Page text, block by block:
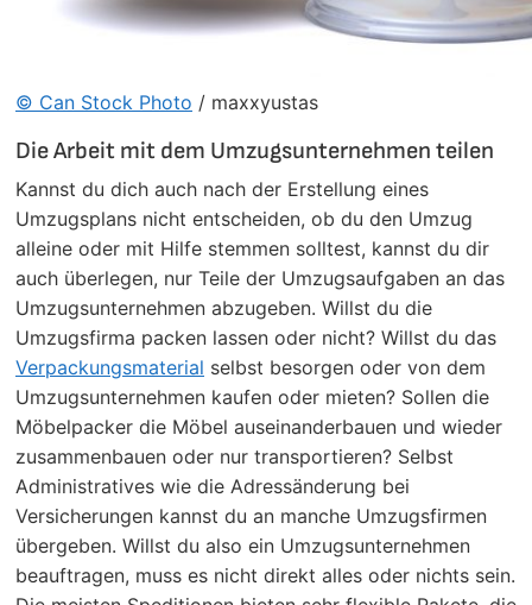
© Can Stock Photo / maxxyustas
Die Arbeit mit dem Umzugsunternehmen teilen
Kannst du dich auch nach der Erstellung eines
Umzugsplans nicht entscheiden, ob du den Umzug
alleine oder mit Hilfe stemmen solltest, kannst du dir
auch überlegen, nur Teile der Umzugsaufgaben an das
Umzugsunternehmen abzugeben. Willst du die
Umzugsfirma packen lassen oder nicht? Willst du das
Verpackungsmaterial selbst besorgen oder von dem
Umzugsunternehmen kaufen oder mieten? Sollen die
Möbelpacker die Möbel auseinanderbauen und wieder
zusammenbauen oder nur transportieren? Selbst
Administratives wie die Adressänderung bei
Versicherungen kannst du an manche Umzugsfirmen
übergeben. Willst du also ein Umzugsunternehmen
beauftragen, muss es nicht direkt alles oder nichts sein.